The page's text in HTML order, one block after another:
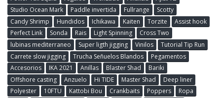
Studio Ocean Mark
Paddle invertida Fullrange
Scotty
Candy Shrimp
Hundidos Ichikawa Kaiten Torzite
Assist hook
Perfect Link
Sonda Rais Light Spinning
Cross Two
lubinas mediterraneo
Super ligth jigging Vinilos
Tutorial Tip Run
Carrete slow jigging
Trucha Señuelos Blandos
Pegamentos
Accesorios
IKA 2021 Anillas Blaster Shad
Bariki
Offshore casting
Anzuelo Hi TIDE Master Shad
Deep liner
Polyester
10FTU Kattobi Bou Crankbaits Poppers
Ropa